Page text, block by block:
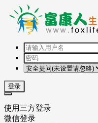
登录
使用三方登录
微信登录